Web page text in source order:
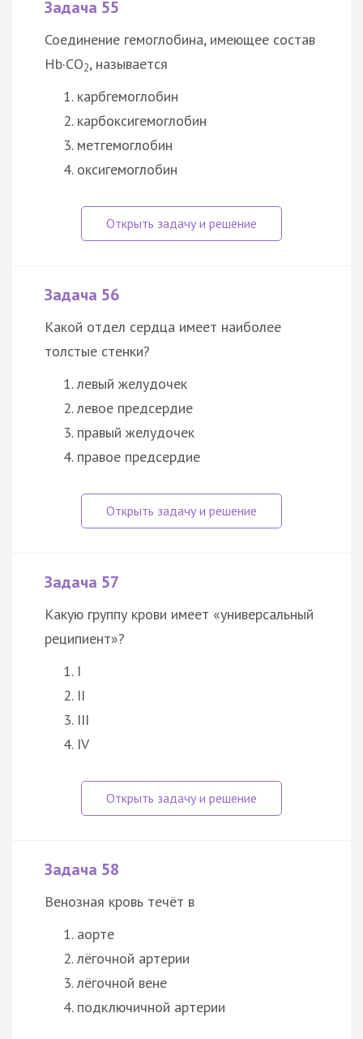
Задача 55
Соединение гемоглобина, имеющее состав
Hb·CO2, называется
карбгемоглобин
карбоксигемоглобин
метгемоглобин
оксигемоглобин
Задача 56
Какой отдел сердца имеет наиболее
толстые стенки?
левый желудочек
левое предсердие
правый желудочек
правое предсердие
Задача 57
Какую группу крови имеет «универсальный
реципиент»?
I
II
III
IV
Задача 58
Венозная кровь течёт в
аорте
лёгочной артерии
лёгочной вене
подключичной артерии